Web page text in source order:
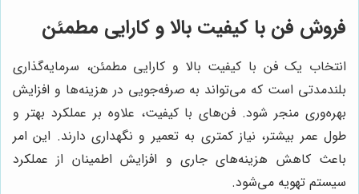
فروش فن با کیفیت بالا و کارایی مطمئن
انتخاب یک فن با کیفیت بالا و کارایی مطمئن، سرمایه‌گذاری
بلندمدتی است که می‌تواند به صرفه‌جویی در هزینه‌ها و افزایش
بهره‌وری منجر شود. فن‌های با کیفیت، علاوه بر عملکرد بهتر و
طول عمر بیشتر، نیاز کمتری به تعمیر و نگهداری دارند. این امر
باعث کاهش هزینه‌های جاری و افزایش اطمینان از عملکرد
سیستم تهویه می‌شود.